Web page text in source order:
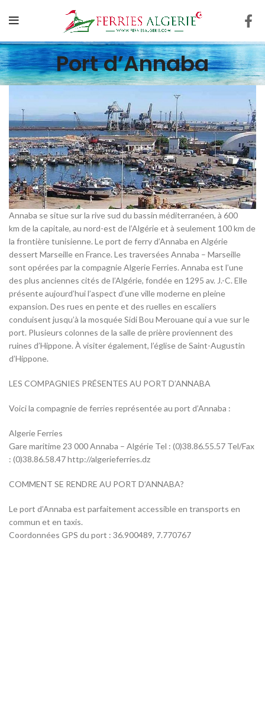
Port d’Annaba
Annaba se situe sur la rive sud du bassin méditerranéen, à 600
km de la capitale, au nord-est de l’Algérie et à seulement 100 km de
la frontière tunisienne. Le port de ferry d’Annaba en Algérie
dessert Marseille en France. Les traversées Annaba – Marseille
sont opérées par la compagnie Algerie Ferries. Annaba est l’une
des plus anciennes cités de l’Algérie, fondée en 1295 av. J.-C. Elle
présente aujourd’hui l’aspect d’une ville moderne en pleine
expansion. Des rues en pente et des ruelles en escaliers
conduisent jusqu’à la mosquée Sidi Bou Merouane qui a vue sur le
port. Plusieurs colonnes de la salle de prière proviennent des
ruines d’Hippone. À visiter également, l’église de Saint-Augustin
d’Hippone.
LES COMPAGNIES PRÉSENTES AU PORT D’ANNABA
Voici la compagnie de ferries représentée au port d’Annaba :
Algerie Ferries
Gare maritime 23 000 Annaba – Algérie Tel : (0)38.86.55.57 Tel/Fax
: (0)38.86.58.47 http://algerieferries.dz
COMMENT SE RENDRE AU PORT D’ANNABA?
Le port d’Annaba est parfaitement accessible en transports en
commun et en taxis.
Coordonnées GPS du port : 36.900489, 7.770767